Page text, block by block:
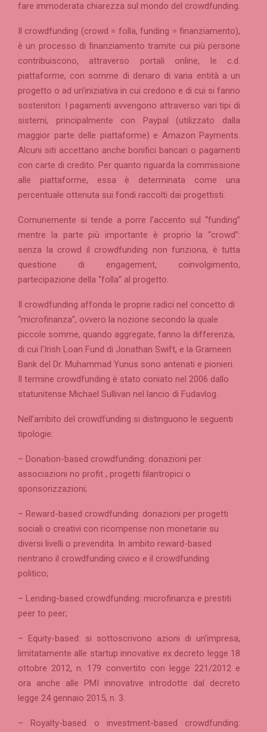
fare immoderata chiarezza sul mondo del crowdfunding.
Il crowdfunding (crowd = folla, funding = finanziamento),
è un processo di finanziamento tramite cui più persone
contribuiscono, attraverso portali online, le c.d.
piattaforme, con somme di denaro di varia entità a un
progetto o ad un’iniziativa in cui credono e di cui si fanno
sostenitori. I pagamenti avvengono attraverso vari tipi di
sistemi, principalmente con Paypal (utilizzato dalla
maggior parte delle piattaforme) e Amazon Payments.
Alcuni siti accettano anche bonifici bancari o pagamenti
con carte di credito. Per quanto riguarda la commissione
alle piattaforme, essa è determinata come una
percentuale ottenuta sui fondi raccolti dai progettisti.
Comunemente si tende a porre l’accento sul “funding”
mentre la parte più importante è proprio la “crowd”:
senza la crowd il crowdfunding non funziona, è tutta
questione di engagement, coinvolgimento,
partecipazione della “folla” al progetto.
Il crowdfunding affonda le proprie radici nel concetto di
“microfinanza”, ovvero la nozione secondo la quale
piccole somme, quando aggregate, fanno la differenza,
di cui l’Irish Loan Fund di Jonathan Swift, e la Grameen
Bank del Dr. Muhammad Yunus sono antenati e pionieri.
Il termine crowdfunding è stato coniato nel 2006 dallo
statunitense Michael Sullivan nel lancio di Fudavlog.
Nell’ambito del crowdfunding si distinguono le seguenti
tipologie:
– Donation-based crowdfunding: donazioni per
associazioni no profit , progetti filantropici o
sponsorizzazioni;
– Reward-based crowdfunding: donazioni per progetti
sociali o creativi con ricompense non monetarie su
diversi livelli o prevendita. In ambito reward-based
rientrano il crowdfunding civico e il crowdfunding
politico;
– Lending-based crowdfunding: microfinanza e prestiti
peer to peer;
– Equity-based: si sottoscrivono azioni di un’impresa,
limitatamente alle startup innovative ex decreto legge 18
ottobre 2012, n. 179 convertito con legge 221/2012 e
ora anche alle PMI innovative introdotte dal decreto
legge 24 gennaio 2015, n. 3.
– Royalty-based o investment-based crowdfunding: